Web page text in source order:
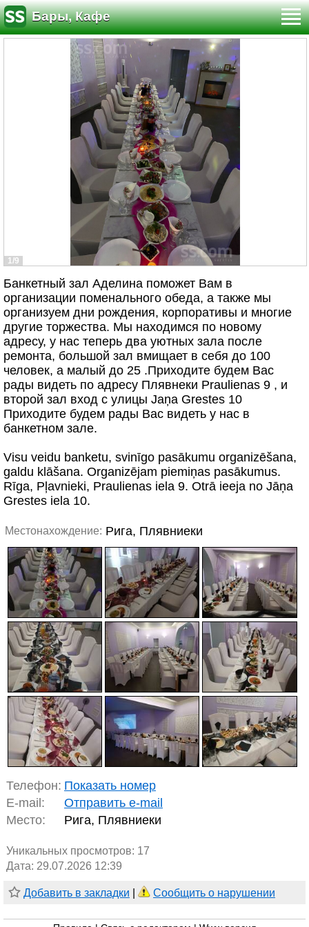
Бары, Кафе
1/9
Банкетный зал Аделина поможет Вам в
организации поменального обеда, а также мы
организуем дни рождения, корпоративы и многие
другие торжества. Мы находимся по новому
адресу, у нас теперь два уютных зала после
ремонта, большой зал вмищает в себя до 100
человек, а малый до 25 .Приходите будем Вас
рады видеть по адресу Плявнеки Praulienas 9 , и
второй зал вход с улицы Jaņa Grestes 10
Приходите будем рады Вас видеть у нас в
банкетном зале.
Visu veidu banketu, svinīgo pasākumu organizēšana,
galdu klāšana. Organizējam piemiņas pasākumus.
Rīga, Pļavnieki, Praulienas iela 9. Otrā ieeja no Jāņa
Grestes iela 10.
Местонахождение: Рига, Плявниеки
Телефон: Показать номер
E-mail:
Отправить e-mail
Место:
Рига, Плявниеки
Уникальных просмотров: 17
Дата: 29.07.2026 12:39
Добавить в закладки Сообщить о нарушении